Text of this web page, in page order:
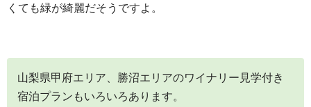
くても緑が綺麗だそうですよ。
山梨県甲府エリア、勝沼エリアのワイナリー見学付き
宿泊プランもいろいろあります。